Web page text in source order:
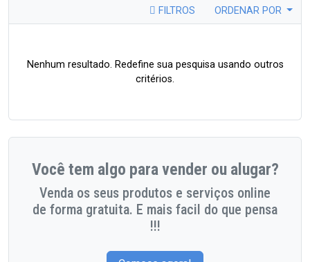
FILTROS ORDENAR POR
Nenhum resultado. Redefine sua pesquisa usando outros
critérios.
Você tem algo para vender ou alugar?
Venda os seus produtos e serviços online
de forma gratuita. E mais facil do que pensa
!!!